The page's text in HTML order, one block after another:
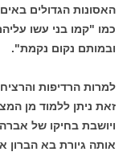
האסונות הגדולים
כמו "קמו בני עשו
ובמותם נקום נקמת".
למרות הרדיפות
זאת ניתן ללמוד מן
ויושבת בחיקו של
אותה גיורת בא הברון